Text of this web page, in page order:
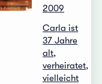
2009
Carla ist
37 Jahre
alt,
verheiratet,
vielleicht